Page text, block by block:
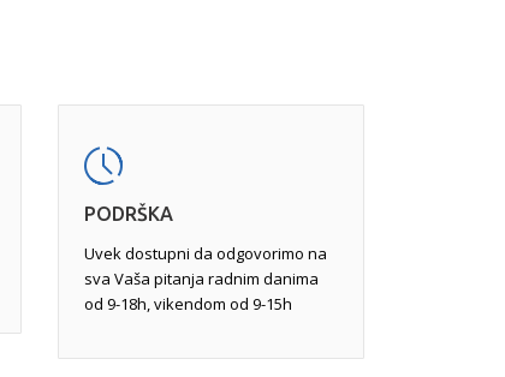
tungsten inertnim gasom
PODRŠKA
Uvek dostupni da odgovorimo na
sva Vaša pitanja radnim danima
od 9-18h, vikendom od 9-15h